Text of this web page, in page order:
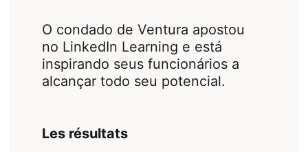
O condado de Ventura apostou
no LinkedIn Learning e está
inspirando seus funcionários a
alcançar todo seu potencial.
Les résultats